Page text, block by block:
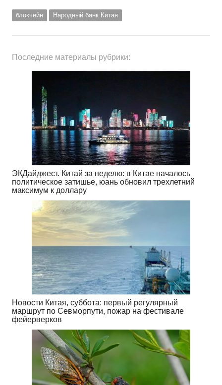
блокчейн Народный банк Китая
Последние материалы рубрики:
ЭКДайджест. Китай за неделю: в Китае началось
политическое затишье, юань обновил трехлетний
максимум к доллару
Новости Китая, суббота: первый регулярный
маршрут по Севморпути, пожар на фестивале
фейерверков